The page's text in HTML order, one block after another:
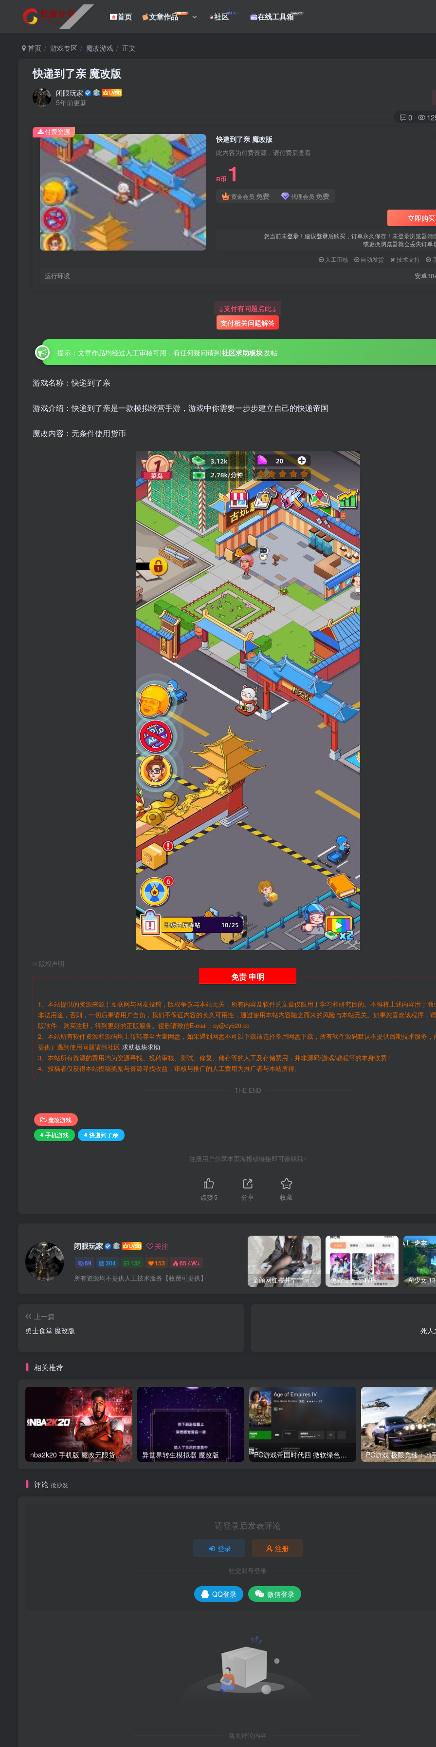
首页 文章作品菜单 社区帖子 在线工具箱工具
首页 游戏专区 魔改游戏 正文
快递到了亲 魔改版
闭眼玩家
5年前更新
0
快递到了亲 魔改版
此内容为付费资源，请付费后查看
R币 1
黄金会员 免费 代理会员 免费
立即购买
您当前未登录 ！建议登录后购买，订单永久保存！未登录浏览器清
或更换浏览器就会丢失订单
人工审核
自动发货 技术支持
运行环境 安卓
付费资源
↓支付有问题点此↓
支付相关问题解答
提示：文章作品均经过人工审核可用，有任何疑问请到社区求助板块发帖
游戏名称：快递到了亲
游戏介绍：快递到了亲是一款模拟经营手游，游戏中你需要一步步建立自己的快递帝国
魔改内容：无条件使用货币
© 版权声明
免责 申明
1、本站提供的资源来源于互联网与网友投稿，版权争议与本站无关，所有内容及软件的文章仅限用于学习和研究目的。不得将上述内容用于商
非法用途，否则，一切后果请用户自负，我们不保证内容的长久可用性，通过使用本站内容随之而来的风险与本站无关。如果您喜欢该程序，
版软件，购买注册，得到更好的正版服务。侵删请致信E-mail：cy@cy520.cc
2、本站所有软件资源和源码均上传转存至大量网盘，如果遇到网盘不可以下载请选择备用网盘下载，所有软件源码默认不提供后期技术服务，
提供）遇到使用问题请到社区 求助板块求助
3、本站所有资源的费用均为资源寻找、投稿审核、测试、修复、储存等的人工及存储费用，并非源码/游戏/教程等的本身收费！
4、投稿者仅获得本站投稿奖励与资源寻找收益，审核与推广的人工费用为推广者与本站所得。
THE END
魔改游戏
# 手机游戏
# 快递到了亲
注册用户分享本页海报或链接即可赚钱哦~
点赞5 分享 收藏
闭眼玩家 关注
69 304 132 153 65.4W+
所有资源均不提供人工技术服务【收费可提供】 童颜网红樱井宁宁写真集套图 免费漫画 小程序
上一篇
勇士食堂 魔改版
死人
相关推荐
nba2k20 手机版 魔改无限货币版 异世界转生模拟器 魔改版 PC游戏帝国时代四 微软绿色中文版
评论 抢沙发
请登录后发表评论
登录 注册
社交账号登录
QQ登录 微信登录
暂无评论内容